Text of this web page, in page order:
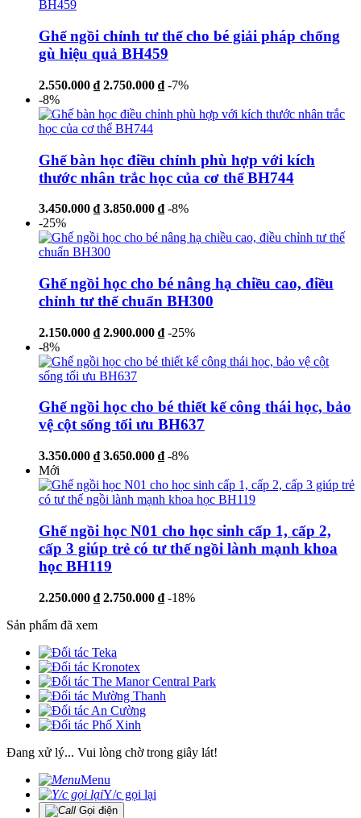
Ghế ngồi chỉnh tư thế cho bé giải pháp chống
gù hiệu quả BH459
2.550.000 ₫ 2.750.000 ₫ -7%
-8%
Ghế bàn học điều chỉnh phù hợp với kích
thước nhân trắc học của cơ thể BH744
3.450.000 ₫ 3.850.000 ₫ -8%
-25%
Ghế ngồi học cho bé nâng hạ chiều cao, điều
chỉnh tư thế chuẩn BH300
2.150.000 ₫ 2.900.000 ₫ -25%
-8%
Ghế ngồi học cho bé thiết kế công thái học, bảo
vệ cột sống tối ưu BH637
3.350.000 ₫ 3.650.000 ₫ -8%
Mới
Ghế ngồi học N01 cho học sinh cấp 1, cấp 2,
cấp 3 giúp trẻ có tư thế ngồi lành mạnh khoa
học BH119
2.250.000 ₫ 2.750.000 ₫ -18%
Sản phẩm đã xem
Đang xử lý... Vui lòng chờ trong giây lát!
Menu
Y/c gọi lại
Gọi điện